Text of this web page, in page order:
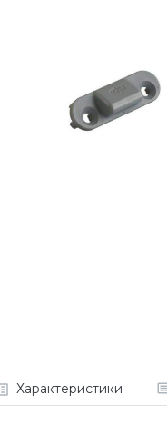
Характеристики